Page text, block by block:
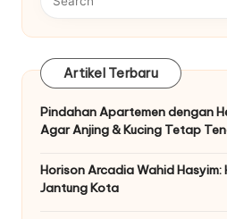
Artikel Terbaru
Pindahan Apartemen dengan
Agar Anjing & Kucing Tetap
Horison Arcadia Wahid Hasyim:
Jantung Kota